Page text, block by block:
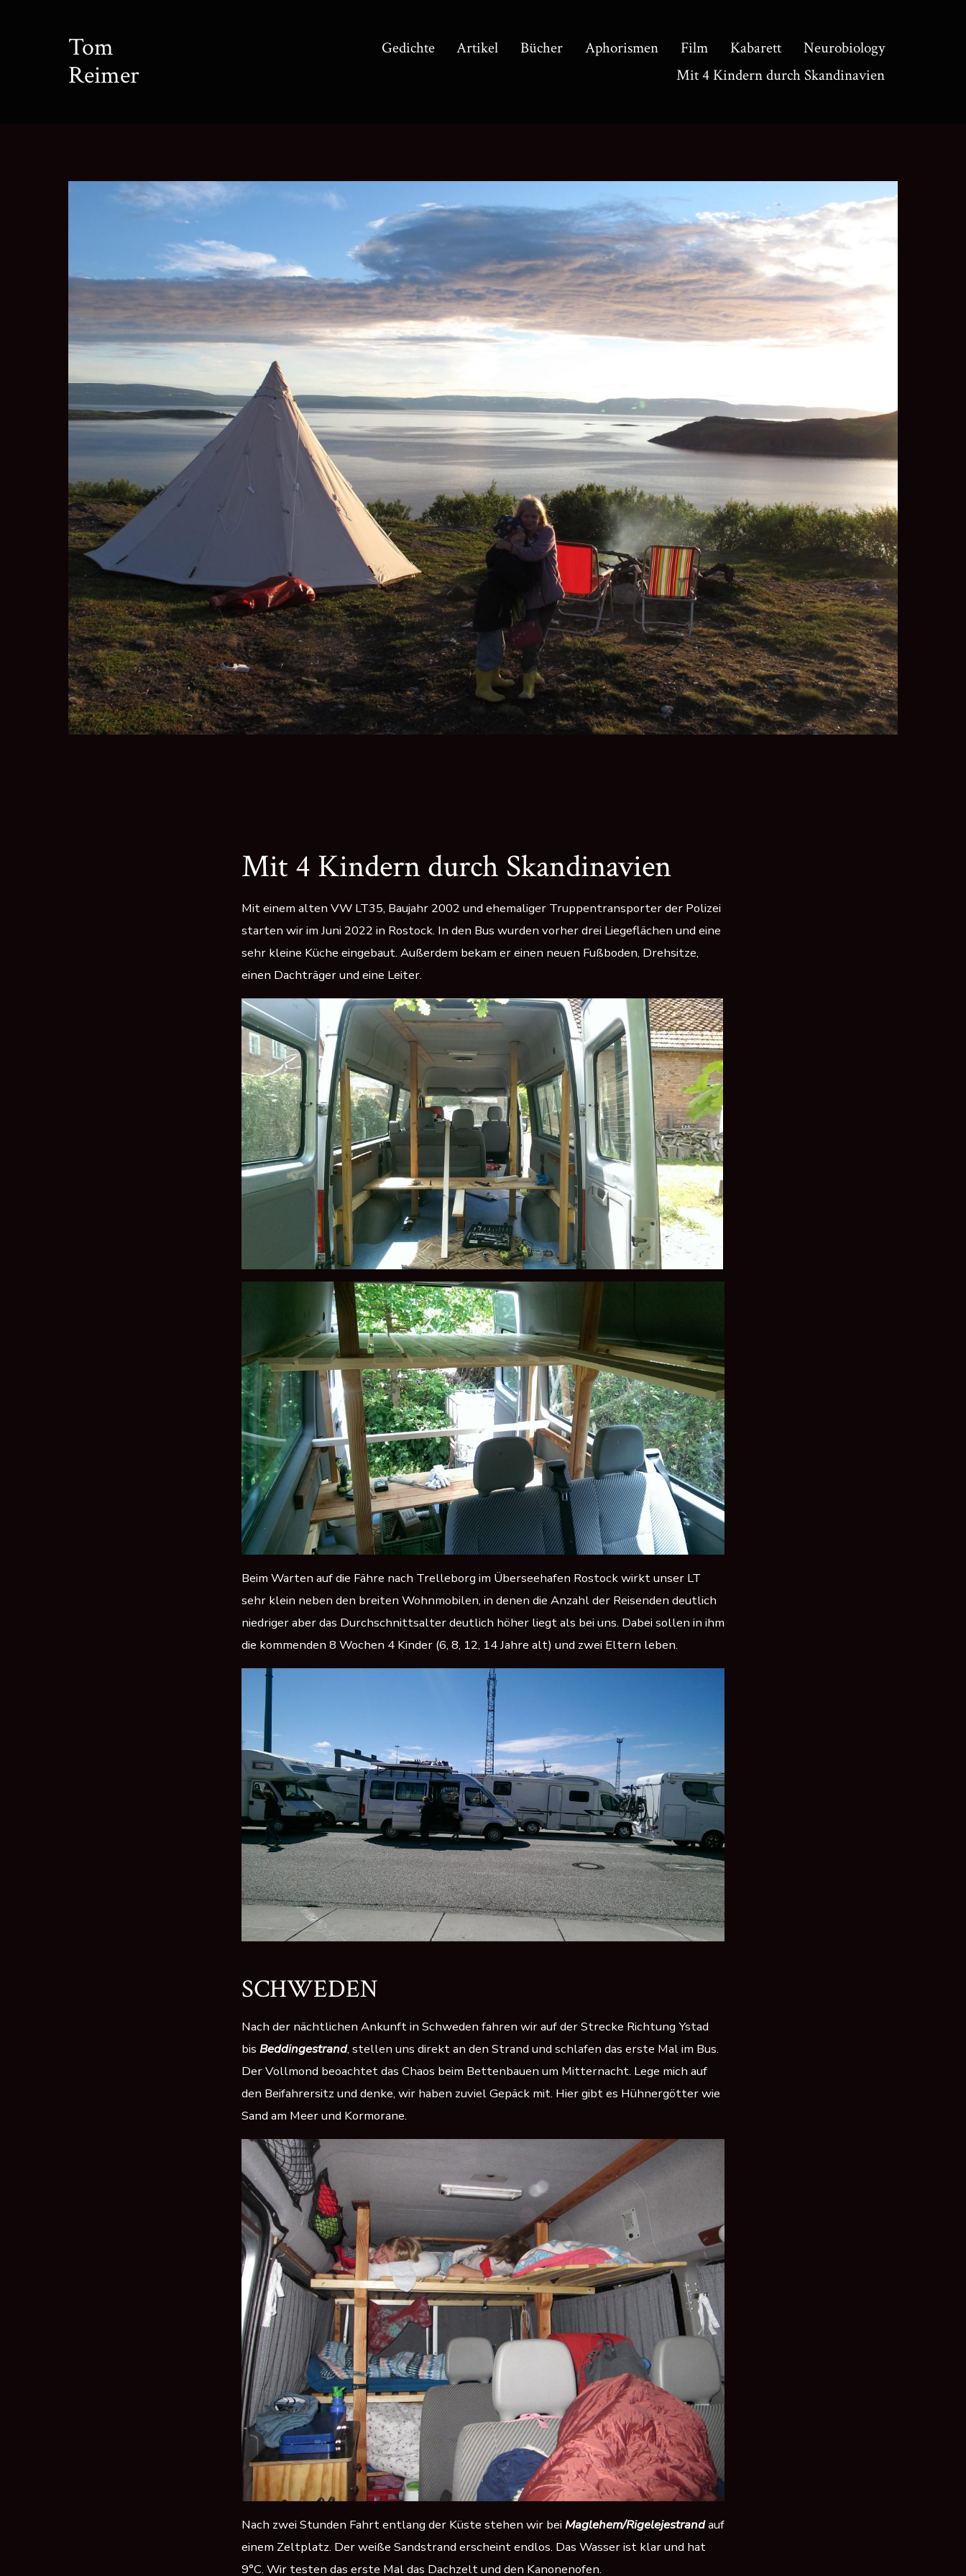
Tom
Reimer
Gedichte Artikel Bücher Aphorismen Film Kabarett
Neurobiology
Mit 4 Kindern durch Skandinavien
Mit 4 Kindern durch Skandinavien
Mit einem alten VW LT35, Baujahr 2002 und ehemaliger Truppentransporter der Polizei
starten wir im Juni 2022 in Rostock. In den Bus wurden vorher drei Liegeflächen und eine
sehr kleine Küche eingebaut. Außerdem bekam er einen neuen Fußboden, Drehsitze,
einen Dachträger und eine Leiter.
Beim Warten auf die Fähre nach Trelleborg im Überseehafen Rostock wirkt unser LT
sehr klein neben den breiten Wohnmobilen, in denen die Anzahl der Reisenden deutlich
niedriger aber das Durchschnittsalter deutlich höher liegt als bei uns. Dabei sollen in ihm
die kommenden 8 Wochen 4 Kinder (6, 8, 12, 14 Jahre alt) und zwei Eltern leben.
SCHWEDEN
Nach der nächtlichen Ankunft in Schweden fahren wir auf der Strecke Richtung Ystad
bis Beddingestrand, stellen uns direkt an den Strand und schlafen das erste Mal im Bus.
Der Vollmond beoachtet das Chaos beim Bettenbauen um Mitternacht. Lege mich auf
den Beifahrersitz und denke, wir haben zuviel Gepäck mit. Hier gibt es Hühnergötter wie
Sand am Meer und Kormorane.
Nach zwei Stunden Fahrt entlang der Küste stehen wir bei Maglehem/Rigelejestrandauf
einem Zeltplatz. Der weiße Sandstrand erscheint endlos. Das Wasser ist klar und hat
9°C. Wir testen das erste Mal das Dachzelt und den Kanonenofen.